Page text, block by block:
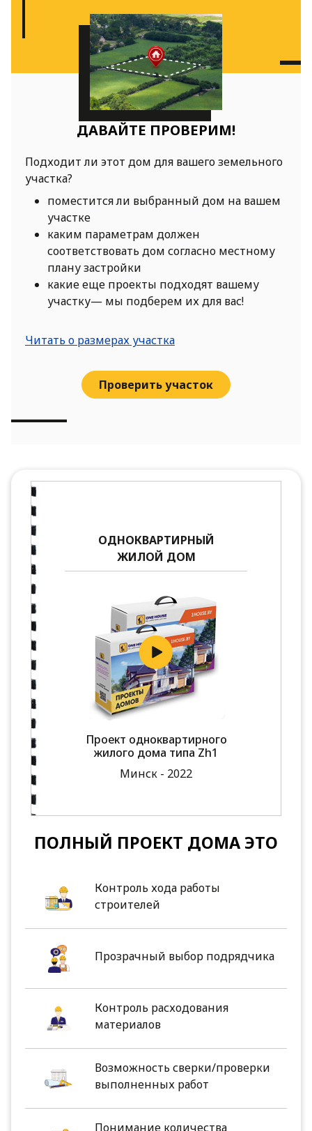
ДАВАЙТЕ ПРОВЕРИМ!
Подходит ли этот дом для вашего земельного
участка?
поместится ли выбранный дом на вашем
участке
каким параметрам должен
соответствовать дом согласно местному
плану застройки
какие еще проекты подходят вашему
участку— мы подберем их для вас!
Читать о размерах участка
Проверить участок
ОДНОКВАРТИРНЫЙ
ЖИЛОЙ ДОМ
Проект одноквартирного
жилого дома типа Zh1
Минск - 2022
ПОЛНЫЙ ПРОЕКТ ДОМА ЭТО
Контроль хода работы
строителей
Прозрачный выбор подрядчика
Контроль расходования
материалов
Возможность сверки/проверки
выполненных работ
Понимание количества